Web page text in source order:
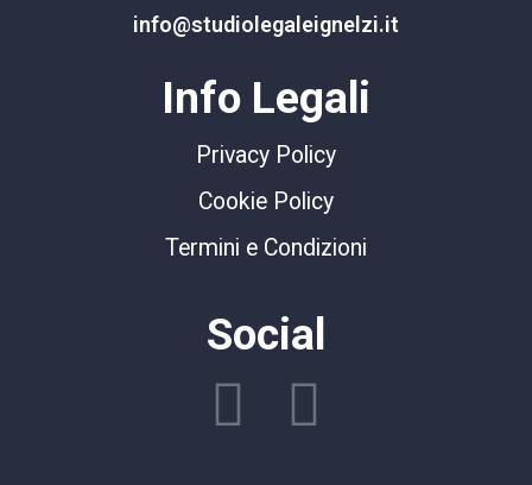
info@studiolegaleignelzi.it
Info Legali
Privacy Policy
Cookie Policy
Termini e Condizioni
Social